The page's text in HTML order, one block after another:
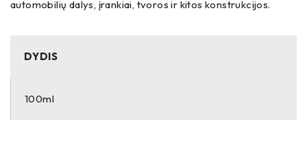
automobilių dalys, įrankiai, tvoros ir kitos konstrukcijos.
DYDIS
100ml